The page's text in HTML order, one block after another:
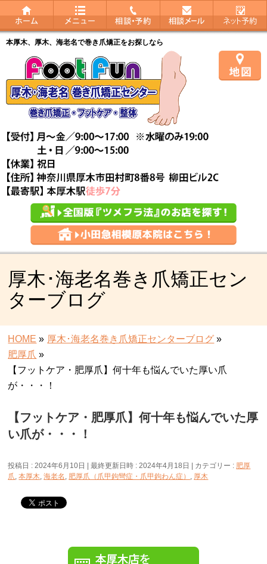
本厚木、厚木、海老名で巻き爪矯正をお探しなら
厚木･海老名巻き爪矯正セン
ターブログ
HOME » 厚木･海老名巻き爪矯正センターブログ »
肥厚爪 »
【フットケア・肥厚爪】何十年も悩んでいた厚い爪
が・・・！
【フットケア・肥厚爪】何十年も悩んでいた厚
い爪が・・・！
投稿日 : 2024年6月10日 最終更新日時 : 2024年4月18日 カテゴリー : 肥厚
爪,本厚木,海老名 , 肥厚爪（爪甲鉤彎症・爪甲鉤わん症） , 厚木